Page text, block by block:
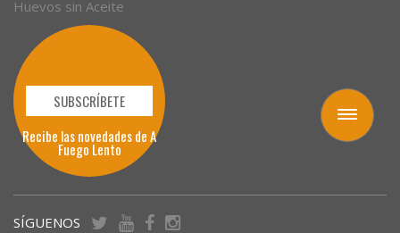
Toggle
navigation
Lentejas con Verduras Olla Express
Huevos sin Aceite
SUBSCRÍBETE
Recibe las novedades de A